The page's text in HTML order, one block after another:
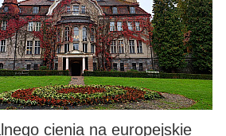
cienia na europejskie